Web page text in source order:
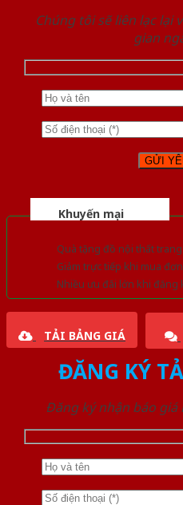
Chúng tôi sẽ liên lạc lại
gian
Khuyến mại
Quà tặng đồ nội thất
Giảm trực tiếp khi mua
Nhiều ưu đãi lớn khi
TẢI BẢNG GIÁ
ĐĂNG KÝ
Đăng ký nhận báo